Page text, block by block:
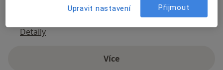
Způsoby platby (soukromé návštěvy)
Na teto adrese lékař přijímá pacienty na pojišťovnu
Detaily
Víceo adrese
Upravit nastavení Přijmout